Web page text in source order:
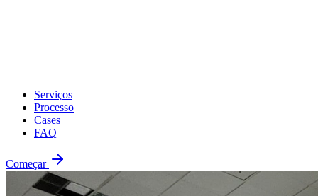
Serviços
Processo
Cases
FAQ
Começar